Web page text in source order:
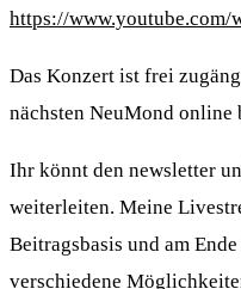
https://www.youtube.com/
Das Konzert ist frei
nächsten NeuMond online
Ihr könnt den newsletter
weiterleiten. Meine
Beitragsbasis und am
verschiedene